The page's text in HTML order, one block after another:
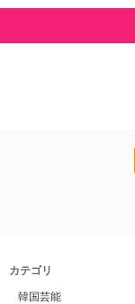
カテゴリ
韓国芸能